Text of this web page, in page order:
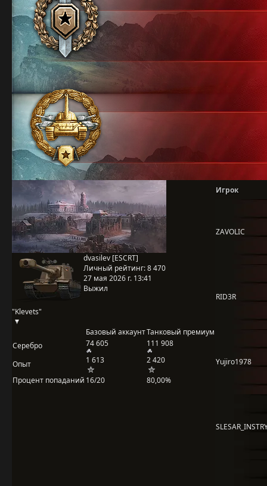
"Klevets"
dvasilev [ESCRT]
Личный рейтинг:8 470
27 мая 2026 г. 13:41
Выжил
Базовый аккаунтТанковый премиум
Серебро
74 605 111 908
Опыт 1 613
2 420
Процент попаданий 16/20 80,00%
Игрок
ZAVOLIC
RID3R
Yujiro1978